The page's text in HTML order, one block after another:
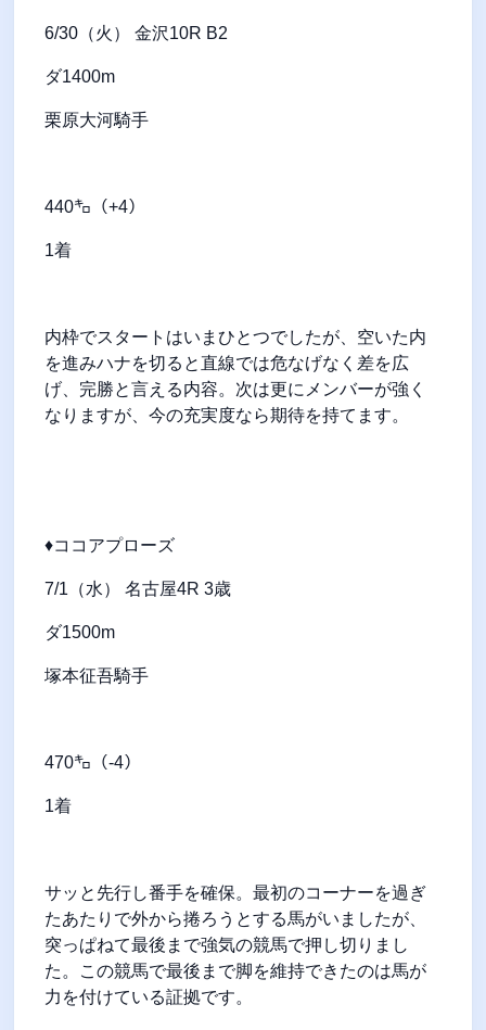
6/30（火） 金沢10R B2
ダ1400m
栗原大河騎手
440㌔（+4）
1着
内枠でスタートはいまひとつでしたが、空いた内
を進みハナを切ると直線では危なげなく差を広
げ、完勝と言える内容。次は更にメンバーが強く
なりますが、今の充実度なら期待を持てます。
♦ココアプローズ
7/1（水） 名古屋4R 3歳
ダ1500m
塚本征吾騎手
470㌔（-4）
1着
サッと先行し番手を確保。最初のコーナーを過ぎ
たあたりで外から捲ろうとする馬がいましたが、
突っぱねて最後まで強気の競馬で押し切りまし
た。この競馬で最後まで脚を維持できたのは馬が
力を付けている証拠です。